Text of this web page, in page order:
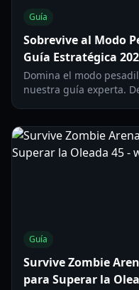
Guía
Sobrevive al Modo
Guía Estratégica
Domina el modo
nuestra guía experta.
Guía
Survive Zombie
para Superar la